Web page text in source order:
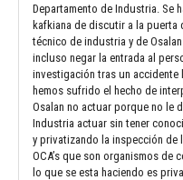
Departamento de Industria. Se
kafkiana de discutir a la puerta
técnico de industria y de
incluso negar la entrada al
investigación tras un accidente
hemos sufrido el hecho de
Osalan no actuar porque no le
Industria actuar sin tener
y privatizando la inspección de
OCA’s que son organismos de
lo que se esta haciendo es